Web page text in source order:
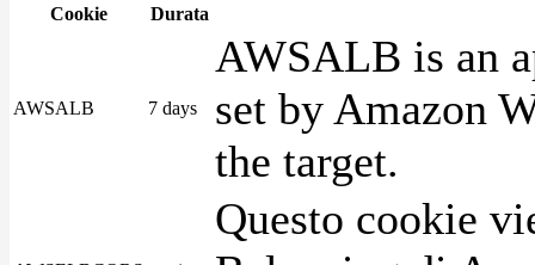
Cookie Durata
AWSALB 7 days
AWSALB is an
set by Amazon
the target.
Questo cookie